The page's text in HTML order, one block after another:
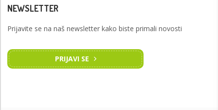
NEWSLETTER
Prijavite se na naš newsletter kako biste primali novosti
PRIJAVI SE